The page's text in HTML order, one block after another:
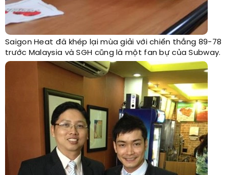
Saigon Heat đã khép lại mùa giải với chiến thắng 89-78
trước Malaysia và SGH cũng là một fan bự của Subway.